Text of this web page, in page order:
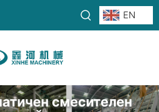
EN
смесителен